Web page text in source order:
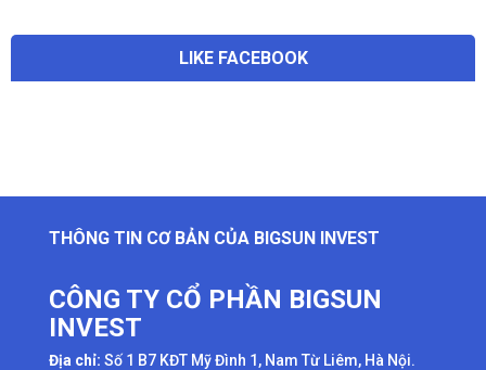
LIKE FACEBOOK
THÔNG TIN CƠ BẢN CỦA BIGSUN INVEST
CÔNG TY CỔ PHẦN BIGSUN
INVEST
Địa chỉ: Số 1 B7 KĐT Mỹ Đình 1, Nam Từ Liêm, Hà Nội.